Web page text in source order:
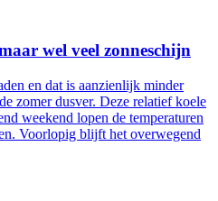
wel veel zonneschijn
en dat is aanzienlijk minder
zomer dusver. Deze relatief koele
weekend lopen de temperaturen
Voorlopig blijft het overwegend